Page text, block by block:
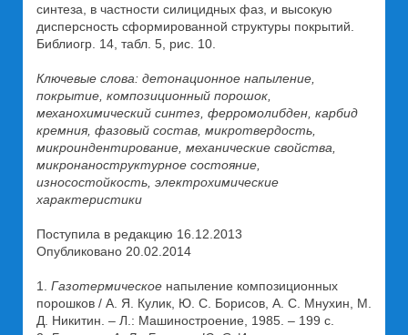
синтеза, в частности силицидных фаз, и высокую
дисперсность сформированной структуры покрытий.
Библиогр. 14, табл. 5, рис. 10.
Ключевые слова: детонационное напыление,
покрытие, композиционный порошок,
механохимический синтез, ферромолибден, карбид
кремния, фазовый состав, микротвердость,
микроиндентирование, механические свойства,
микронаноструктурное состояние,
износостойкость, электрохимические
характеристики
Поступила в редакцию 16.12.2013
Опубликовано 20.02.2014
1. Газотермическое напыление композиционных
порошков / А. Я. Кулик, Ю. С. Борисов, А. С. Мнухин, М.
Д. Никитин. – Л.: Машиностроение, 1985. – 199 с.